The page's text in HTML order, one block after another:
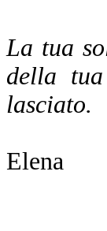
La tua
della
lasciato.
Elena